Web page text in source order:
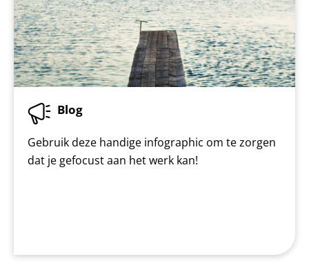
Blog
Gebruik deze handige infographic om te zorgen
dat je gefocust aan het werk kan!